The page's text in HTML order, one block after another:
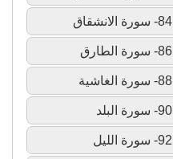
84- سورة الانشقاق
86- سورة الطارق
88- سورة الغاشية
90- سورة البلد
92- سورة الليل